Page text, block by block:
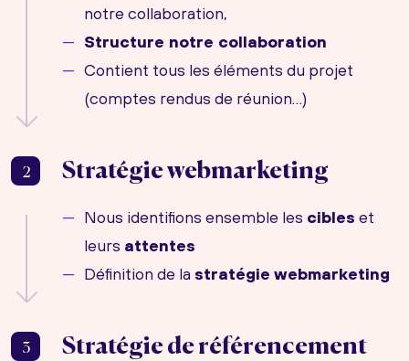
notre collaboration,
Structure notre collaboration
Contient tous les éléments du projet
(comptes rendus de réunion…)
2 Stratégie webmarketing
Nous identifions ensemble les cibles et
leurs attentes
Définition de la stratégie webmarketing
3 Stratégie de référencement